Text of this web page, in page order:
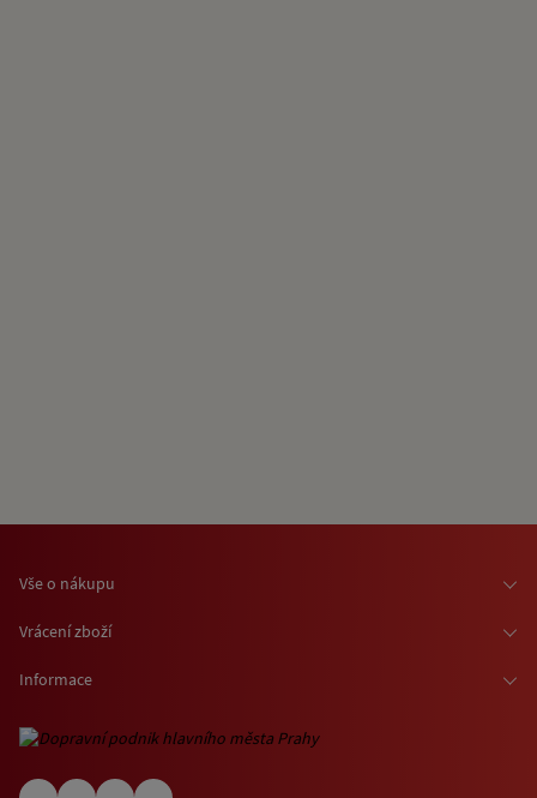
Vše o nákupu
Osobní odběr zboží
O nákupu jízdenek a vstupenek
Vrácení zboží
Informace
Informace o využívání cookies